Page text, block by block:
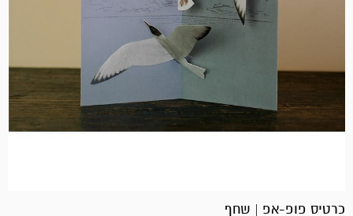
כרטיס פופ-אפ | שחף